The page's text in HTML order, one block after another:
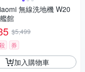
無線洗地機 W20
館
$5,499
券
加入購物車